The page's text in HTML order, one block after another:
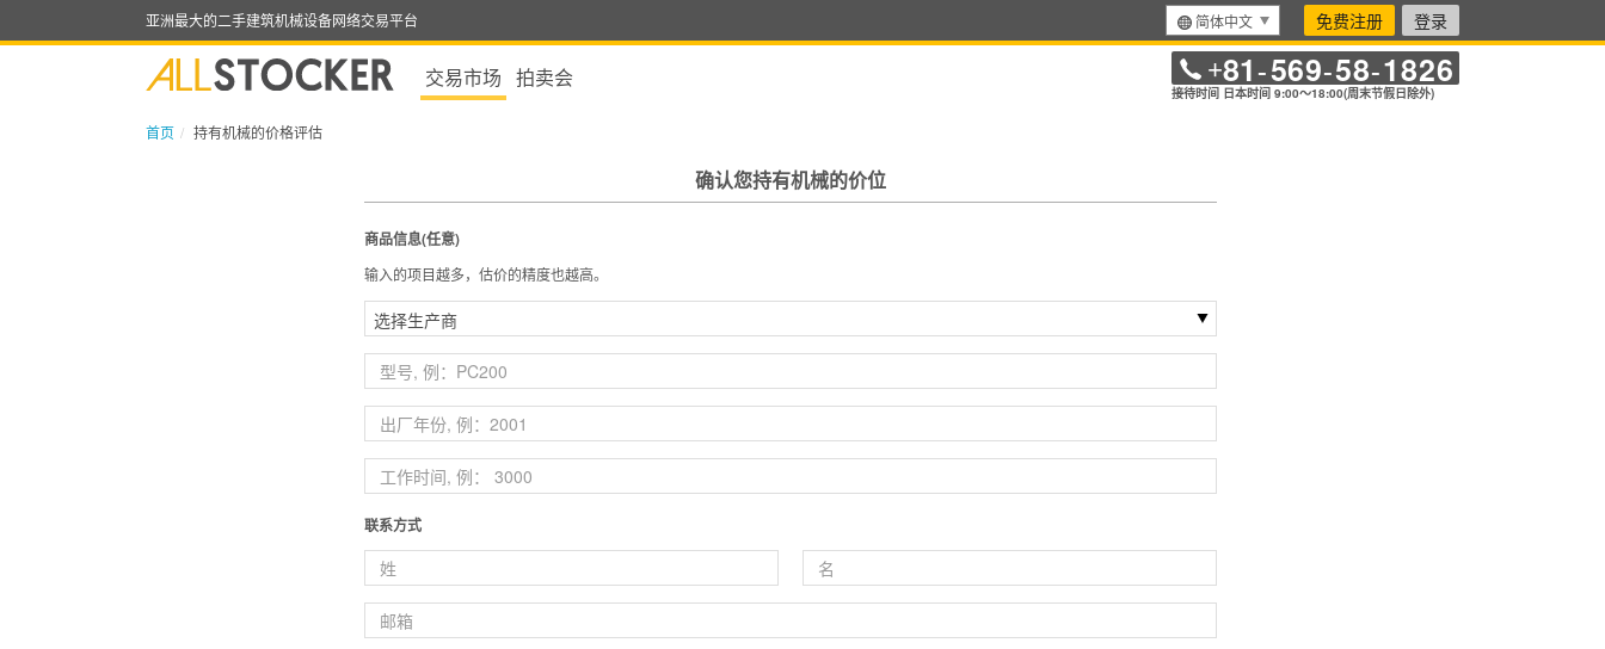
亚洲最大的二手建筑机械设备网络交易平台 简体中文 免费注册 登录
交易市场 拍卖会 +81-569-58-1826
接待时间 日本时间 9:00～18:00(周末节假日除外)
首页 持有机械的价格评估
确认您持有机械的价位
商品信息(任意)
输入的项目越多，估价的精度也越高。
联系方式